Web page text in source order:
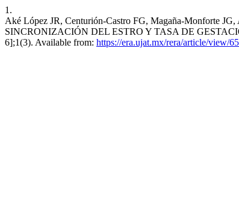
1.
Aké López JR, Centurión-Castro FG, Magaña-Monforte
SINCRONIZACIÓN DEL ESTRO Y TASA DE
6];1(3). Available from: https://era.ujat.mx/rera/article/view/